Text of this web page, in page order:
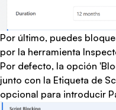
Por último, puedes
por la herramienta
Por defecto, la opción
junto con la Etiqueta de
opcional para introducir